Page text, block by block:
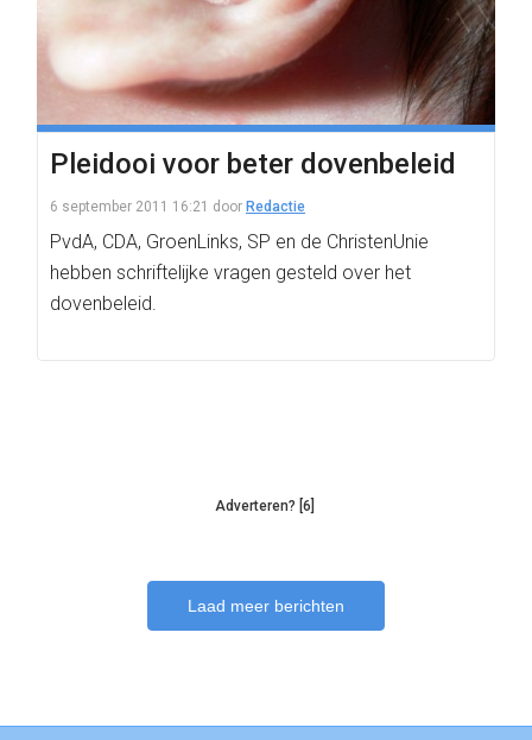
Pleidooi voor beter dovenbeleid
6 september 2011 16:21 door Redactie
PvdA, CDA, GroenLinks, SP en de ChristenUnie
hebben schriftelijke vragen gesteld over het
dovenbeleid.
Adverteren? [6]
Laad meer berichten